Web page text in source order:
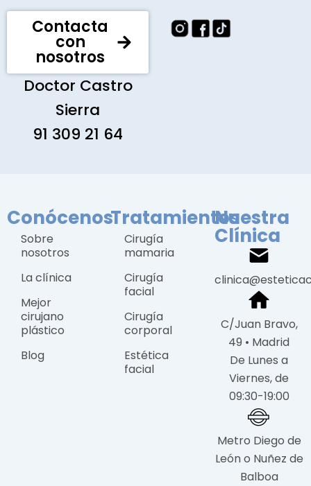
Contacta
con
nosotros
Doctor Castro
Sierra
91 309 21 64
Conócenos
Sobre
nosotros
La clínica
Mejor
cirujano
plástico
Blog
Tratamientos
Cirugía
mamaria
Cirugía
facial
Cirugía
corporal
Estética
facial
Nuestra
Clínica
C/Juan Bravo,
49 • Madrid
De Lunes a
Viernes, de
09:30-19:00
Metro Diego de
León o Nuñez de
Balboa